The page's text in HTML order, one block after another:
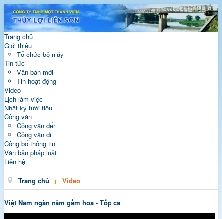
Trang chủ
Giới thiệu
Tổ chức bộ máy
Tin tức
Văn bản mới
Tin hoạt động
Video
Lịch làm việc
Nhật ký tưới tiêu
Công văn
Công văn đến
Công văn đi
Công bố thông tin
Văn bản pháp luật
Liên hệ
Trang chủ Video
Việt Nam ngàn năm gấm hoa - Tốp ca